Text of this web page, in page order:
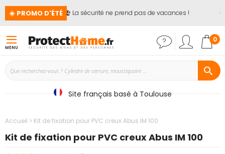
☀️ PROMO D'ÉTÉ🏖️ La sécurité ne prend pas de vacances ! 📢
MENU
0
Site français basé à Toulouse
Accueil Kit de fixation pour PVC creux Abus IM 100
Kit de fixation pour PVC creux Abus IM 100